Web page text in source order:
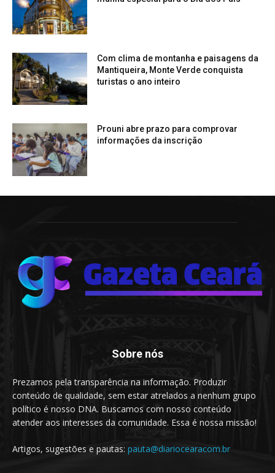
Com clima de montanha e paisagens da
Mantiqueira, Monte Verde conquista
turistas o ano inteiro
Prouni abre prazo para comprovar
informações da inscrição
Sobre nós
Prezamos pela transparência na informação. Produzir
conteúdo de qualidade, sem estar atrelados a nenhum grupo
político é nosso DNA. Buscamos com nosso conteúdo
atender aos interesses da comunidade. Essa é nossa missão!
Artigos, sugestões e pautas: pauta@diariocearacom.br